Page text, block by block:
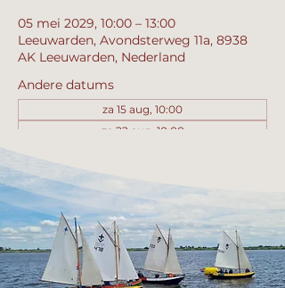
05 mei 2029, 10:00 – 13:00
Leeuwarden, Avondsterweg 11a, 8938
AK Leeuwarden, Nederland
Andere datums
za 15 aug, 10:00
za 22 aug, 10:00
Bekijk alle 357 datums
Meld mij aan!